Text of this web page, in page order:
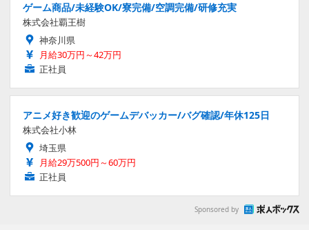
ゲーム商品/未経験OK/寮完備/空調完備/研修充実
株式会社覇王樹
神奈川県
月給30万円～42万円
正社員
アニメ好き歓迎のゲームデバッカー/バグ確認/年休125日
株式会社小林
埼玉県
月給29万500円～60万円
正社員
Sponsored by